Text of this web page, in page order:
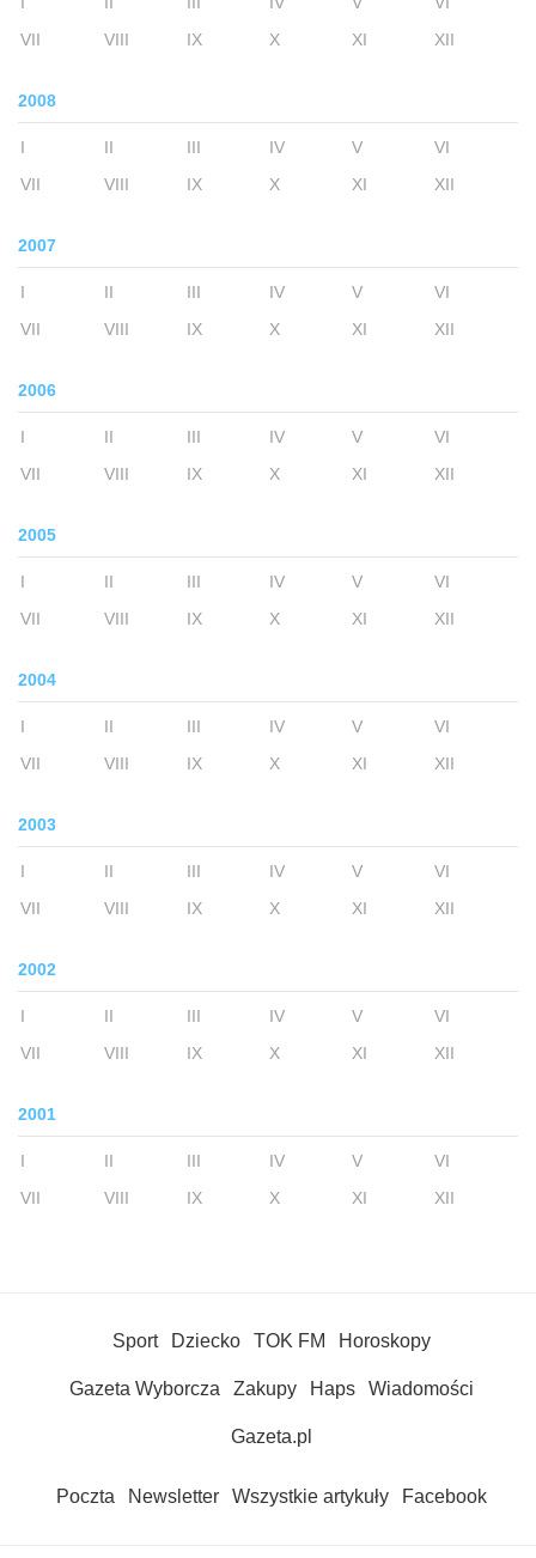
VII
VIII IX X XI XII
2008
I II III IV V
VI
VII
VIII IX X XI XII
2007
I II III IV V
VI
VII
VIII IX X XI XII
2006
I II III IV V
VI
VII
VIII IX X XI XII
2005
I II III IV V
VI
VII
VIII IX X XI XII
2004
I II III IV V
VI
VII
VIII IX X XI XII
2003
I II III IV V
VI
VII
VIII IX X XI XII
2002
I II III IV V
VI
VII
VIII IX X XI XII
2001
I II III IV V
VI
VII
VIII IX X XI XII
Sport Dziecko TOK FM Horoskopy
Gazeta Wyborcza Zakupy Haps Wiadomości
Gazeta.pl
Poczta Newsletter Wszystkie artykuły Facebook